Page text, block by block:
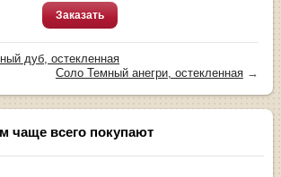
Заказать
дуб, остекленная
Соло Темный анегри, остекленная→
чаще всего покупают